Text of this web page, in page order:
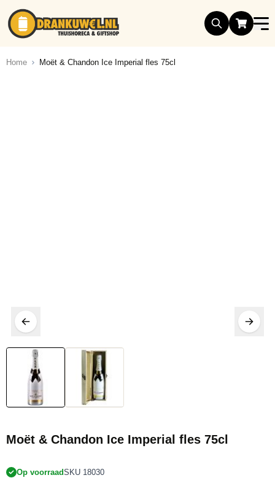
Ga naar de inhoud
Home Moët & Chandon Ice Imperial fles 75cl
Moët & Chandon Ice Imperial fles 75cl
Op voorraadSKU 18030